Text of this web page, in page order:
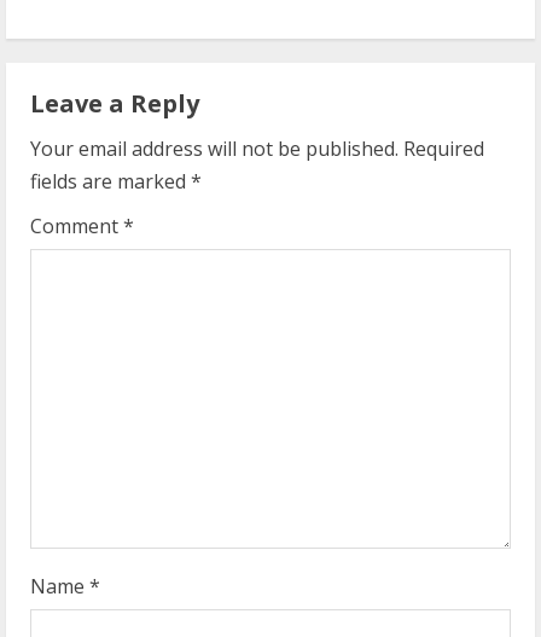
u
e
R
Leave a Reply
Your email address will not be published. Required
fields are marked *
Comment*
Name *